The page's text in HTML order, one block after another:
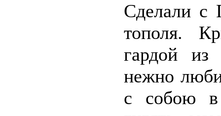
Сделали с
тополя.
гардой из
нежно
с собою в